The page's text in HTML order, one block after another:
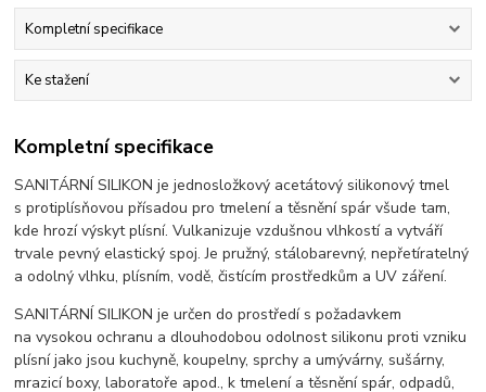
Kompletní specifikace
Ke stažení
Kompletní specifikace
SANITÁRNÍ SILIKON je jednosložkový acetátový silikonový tmel
s protiplísňovou přísadou pro tmelení a těsnění spár všude tam,
kde hrozí výskyt plísní. Vulkanizuje vzdušnou vlhkostí a vytváří
trvale pevný elastický spoj. Je pružný, stálobarevný, nepřetíratelný
a odolný vlhku, plísním, vodě, čistícím prostředkům a UV záření.
SANITÁRNÍ SILIKON je určen do prostředí s požadavkem
na vysokou ochranu a dlouhodobou odolnost silikonu proti vzniku
plísní jako jsou kuchyně, koupelny, sprchy a umývárny, sušárny,
mrazicí boxy, laboratoře apod., k tmelení a těsnění spár, odpadů,